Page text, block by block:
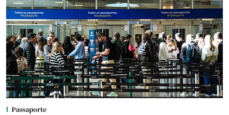
Passaporte